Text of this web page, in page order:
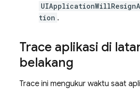
tion .
Trace aplikasi di
belakang
Trace ini mengukur waktu saat